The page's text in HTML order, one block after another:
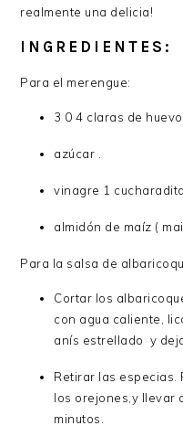
realmente una delicia!
INGREDIENTES:
Para el merengue:
3 0 4 claras de
azúcar .
vinagre 1 cucharadita
almidón de maíz (
Para la salsa de
Cortar los
con agua caliente,
anís estrellado y
Retirar las especias.
los orejones,y llevar
minutos.